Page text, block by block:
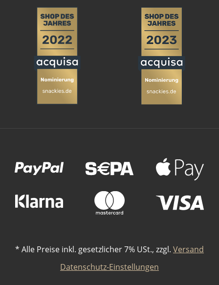
Zahlungsmethoden
* Alle Preise inkl. gesetzlicher 7% USt., zzgl. Versand
Datenschutz-Einstellungen